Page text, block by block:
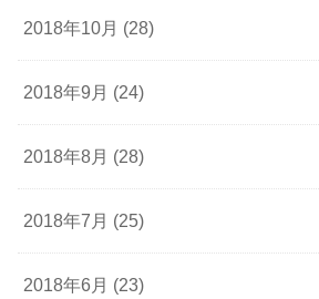
2018年10月 (28)
2018年9月 (24)
2018年8月 (28)
2018年7月 (25)
2018年6月 (23)